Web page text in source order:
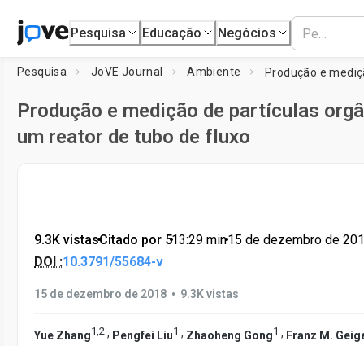
Pesquisa Educação Negócios
Pesquisa JoVE Journal Ambiente
Produção e medição de partículas
um reator de tubo de fluxo
9.3K vistas•Citado por 5•13:29 min•15 de dezembro de
DOI :10.3791/55684-v
15 de dezembro de 2018 • 9.3K vistas
Yue Zhang1,2 , Pengfei Liu1 , Zhaoheng Gong1 , Franz M.